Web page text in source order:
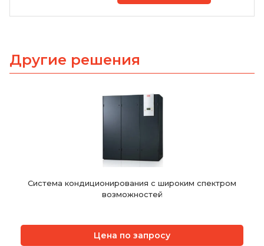
Другие решения
Система кондиционирования с широким спектром
возможностей
Цена по запросу